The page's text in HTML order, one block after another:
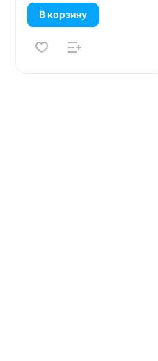
В корзину